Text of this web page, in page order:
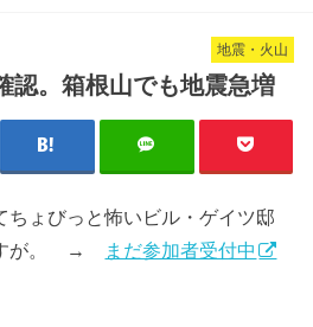
地震・火山
認。箱根山でも地震急増
ちょびっと怖いビル・ゲイツ邸
すが。 →
まだ参加者受付中